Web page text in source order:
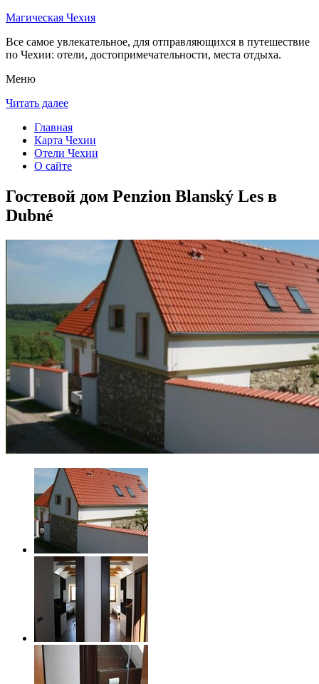
Магическая Чехия
Все самое увлекательное, для отправляющихся в путешествие
по Чехии: отели, достопримечательности, места отдыха.
Меню
Читать далее
Главная
Карта Чехии
Отели Чехии
О сайте
Гостевой дом Penzion Blanský Les в
Dubné